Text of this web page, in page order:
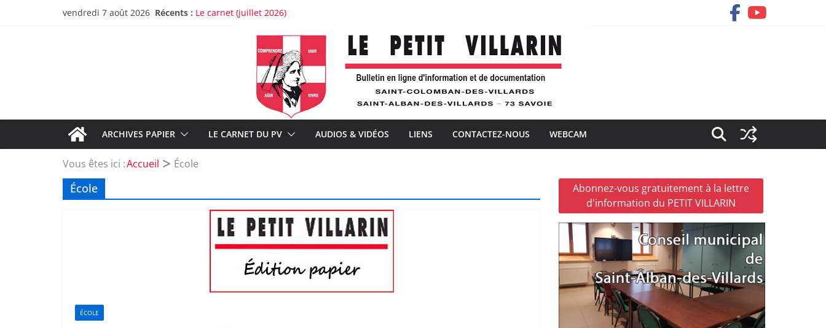
vendredi 7 août 2026 Récents : Le carnet (juillet 2026)
Christine Frasson-Botton : « Je voudrais la voir belle ! »
Greg, un pompier d’expérience
À propos de la rupture avec À la Croisée des chemins
Sur les dysfonctionnements de la téléphonie mobile et la distribution postale
ARCHIVES PAPIER LE CARNET DU PV AUDIOS & VIDÉOS LIENS CONTACTEZ-NOUS WEBCAM
Vous êtes ici :Accueil École
École
ÉCOLE
Abonnez-vous gratuitement à la lettre
d'information du PETIT VILLARIN